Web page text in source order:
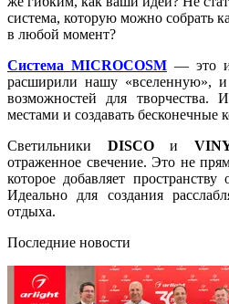
система, которую можно собрать
в любой момент?
Система MICROCOSM — это
расширили нашу «вселенную»,
возможностей для творчества.
местами и создавать бесконечные
Светильники DISCOи
отраженное свечение. Это не
которое добавляет
Идеально для создания
отдыха.
Последние новости